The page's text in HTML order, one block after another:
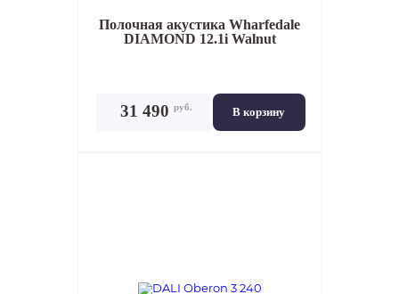
Полочная акустика Wharfedale
DIAMOND 12.1i Walnut
В корзину
31 490 руб.